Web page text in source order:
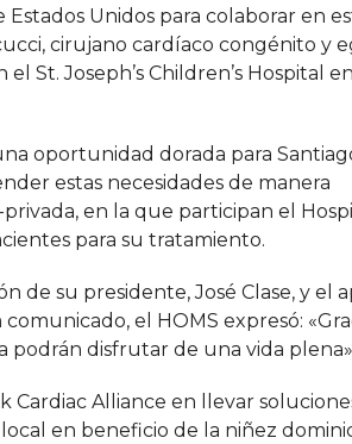
Unidos para colaborar en
cirujano cardíaco congénito y
St. Joseph’s Children’s Hospital
oportunidad dorada para
estas necesidades de manera
en la que participan el
para su tratamiento.
de su presidente, José Clase, y el
el HOMS expresó:
podrán disfrutar de una vida
Cardiac Alliance en llevar
en beneficio de la niñez